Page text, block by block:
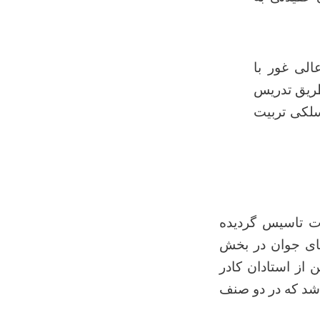
غور با
تدریس
تربیت
شرعیات تاسیس گردیده
جوان در بخش
و حقوقی به جامعه بوده که این مسؤولیت خود را با داشتن 5 تن از استادان کادر
که در دو صنف